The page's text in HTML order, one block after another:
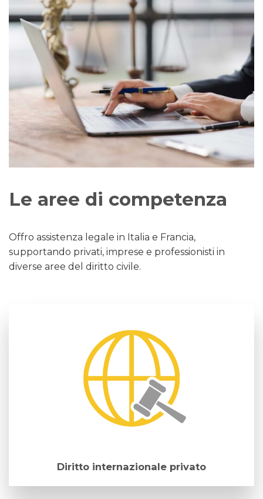
Le aree di competenza
Offro assistenza legale in Italia e Francia,
supportando privati, imprese e professionisti in
diverse aree del diritto civile.
Diritto internazionale privato